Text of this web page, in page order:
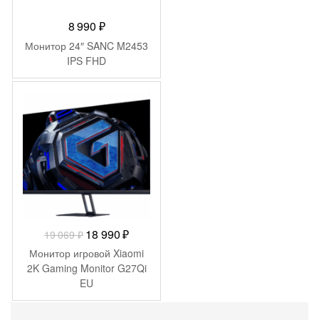
8 990 ₽
Монитор 24″ SANC M2453
IPS FHD
-79₽
19 069₽ Первоначальная
цена
составляла
19
069 ₽.
18 990₽Текущая
цена:
18
Монитор игровой Xiaomi
2K Gaming Monitor G27Qi
EU